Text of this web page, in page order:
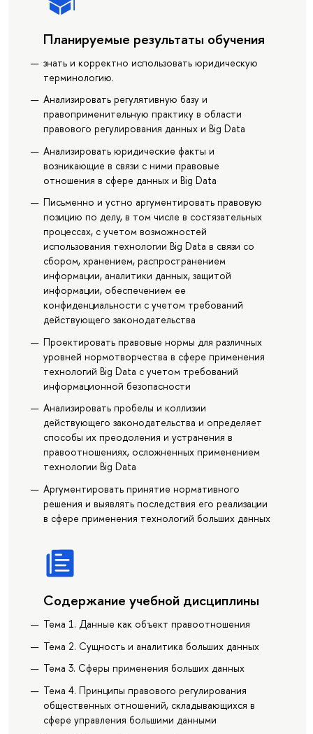
Планируемые результаты обучения
знать и корректно использовать юридическую
терминологию.
Анализировать регулятивную базу и
правоприменительную практику в области
правового регулирования данных и Big Data
Анализировать юридические факты и
возникающие в связи с ними правовые
отношения в сфере данных и Big Data
Письменно и устно аргументировать правовую
позицию по делу, в том числе в состязательных
процессах, с учетом возможностей
использования технологии Big Data в связи со
сбором, хранением, распространением
информации, аналитики данных, защитой
информации, обеспечением ее
конфиденциальности с учетом требований
действующего законодательства
Проектировать правовые нормы для различных
уровней нормотворчества в сфере применения
технологий Big Data с учетом требований
информационной безопасности
Анализировать пробелы и коллизии
действующего законодательства и определяет
способы их преодоления и устранения в
правоотношениях, осложненных применением
технологии Big Data
Аргументировать принятие нормативного
решения и выявлять последствия его реализации
в сфере применения технологий больших данных
Содержание учебной дисциплины
Тема 1. Данные как объект правоотношения
Тема 2. Сущность и аналитика больших данных
Тема 3. Сферы применения больших данных
Тема 4. Принципы правового регулирования
общественных отношений, складывающихся в
сфере управления большими данными